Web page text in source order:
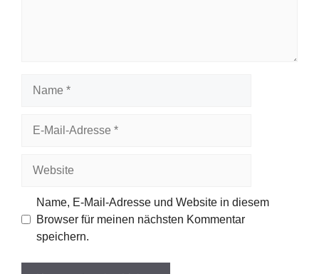
Name, E-Mail-Adresse und Website in diesem
Browser für meinen nächsten Kommentar
speichern.